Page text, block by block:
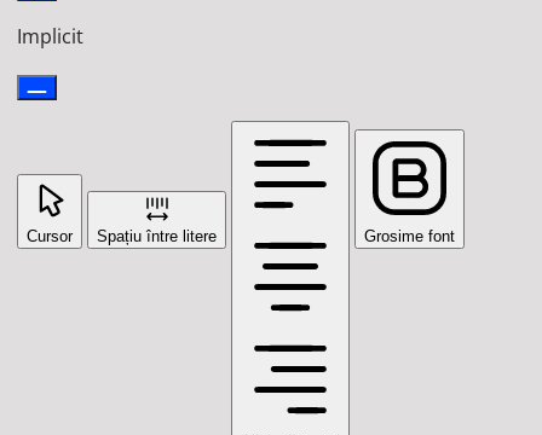
Implicit
Cursor Spațiu între litere Grosime font